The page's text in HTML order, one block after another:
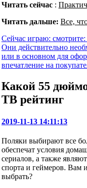
Читать сейчас :
Читать дальше: Все,
Сейчас играю:
Они действительно
или в основном для
впечатление на
Какой 55
ТВ рейтинг
2019-11-13 14:11:13
Поляки выбирают все
обеспечат условия
сериалов, а также
спорта и геймеров. Вам
выбрать?